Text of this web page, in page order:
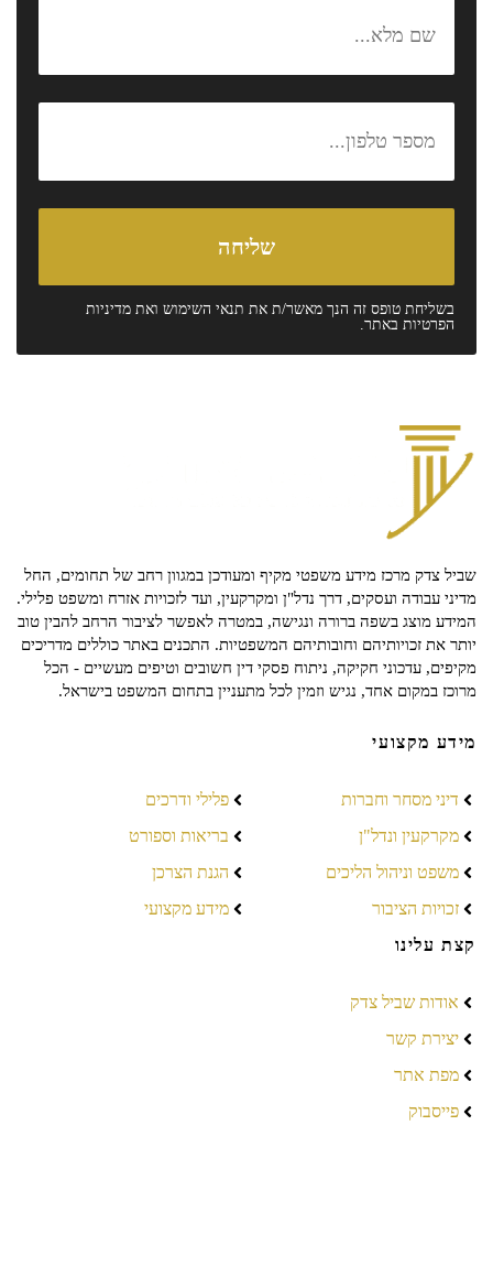
בשליחת טופס זה הנך מאשר/ת את תנאי השימוש ואת מדיניות
הפרטיות באתר.
שביל צדק מרכז מידע משפטי מקיף ומעודכן במגוון רחב של תחומים, החל
מדיני עבודה ועסקים, דרך נדל"ן ומקרקעין, ועד לזכויות אזרח ומשפט פלילי.
המידע מוצג בשפה ברורה ונגישה, במטרה לאפשר לציבור הרחב להבין טוב
יותר את זכויותיהם וחובותיהם המשפטיות. התכנים באתר כוללים מדריכים
מקיפים, עדכוני חקיקה, ניתוח פסקי דין חשובים וטיפים מעשיים - הכל
מרוכז במקום אחד, נגיש וזמין לכל מתעניין בתחום המשפט בישראל.
מידע מקצועי
דיני מסחר וחברות
מקרקעין ונדל"ן
משפט וניהול הליכים
זכויות הציבור
פלילי ודרכים
בריאות וספורט
הגנת הצרכן
מידע מקצועי
קצת עלינו
אודות שביל צדק
יצירת קשר
מפת אתר
פייסבוק